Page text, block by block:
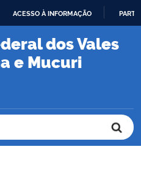
PARA
CONTEÚDO
ACESSO À INFORMAÇÃO
dos Vales
e Mucuri